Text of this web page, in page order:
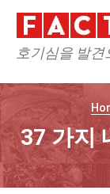
호기심을 발
37 가지